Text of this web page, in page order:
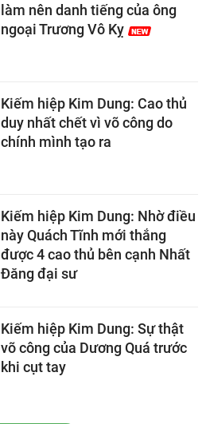
làm nên danh tiếng của ông
ngoại Trương Vô Kỵ
Kiếm hiệp Kim Dung: Cao thủ
duy nhất chết vì võ công do
chính mình tạo ra
Kiếm hiệp Kim Dung: Nhờ điều
này Quách Tĩnh mới thắng
được 4 cao thủ bên cạnh Nhất
Đăng đại sư
Kiếm hiệp Kim Dung: Sự thật
võ công của Dương Quá trước
khi cụt tay